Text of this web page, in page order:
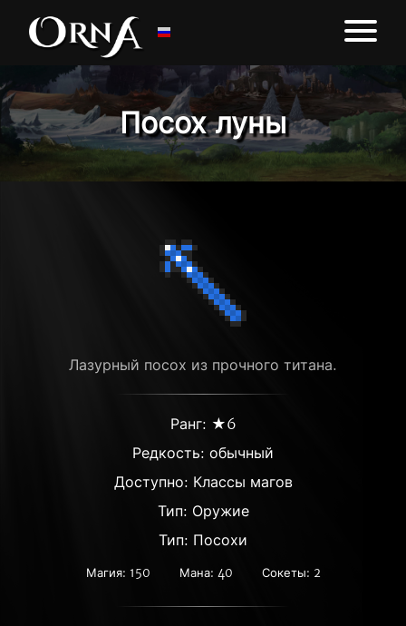
Посох луны
Лазурный посох из прочного титана.
Ранг: ★6
Редкость: обычный
Доступно: Классы магов
Тип: Оружие
Тип: Посохи
Магия: 150 Мана: 40 Сокеты: 2